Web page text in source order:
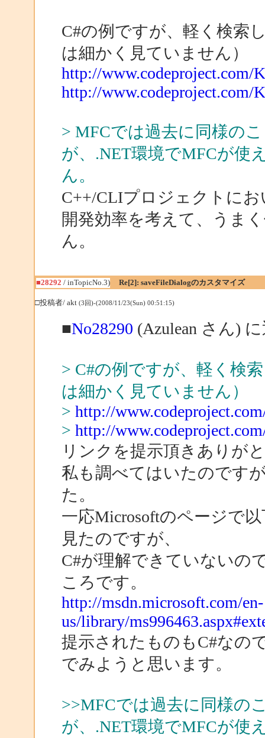
C#の例ですが、軽く検索
は細かく見ていません）
http://www.codeproject.com/
http://www.codeproject.com/
> MFCでは過去に同様の
が、.NET環境でMFCが使
ん。
C++/CLIプロジェクトに
開発効率を考えて、うま
ん。
■28292 / inTopicNo.3) Re[2]: saveFileDialogのカスタマイズ
□投稿者/ akt (3回)-(2008/11/23(Sun) 00:51:15)
■No28290 (Azulean さん)
> C#の例ですが、軽く検
は細かく見ていません）
> http://
> http://
リンクを提示頂きありが
私も調べてはいたのです
た。
一応Microsoftのページで
見たのですが、
C#が理解できていないの
ころです。
http://msdn.microsoft.com/en-
us/library/
提示されたものもC#なの
でみようと思います。
>>MFCでは過去に同様の
が、.NET環境でMFCが使